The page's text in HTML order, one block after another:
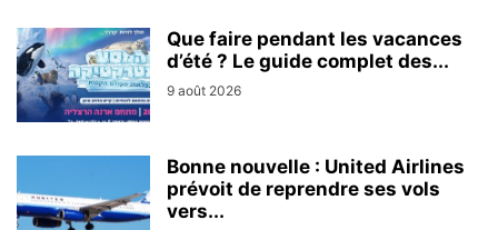
Que faire pendant les vacances
d’été ? Le guide complet des...
9 août 2026
Bonne nouvelle : United Airlines
prévoit de reprendre ses vols
vers...